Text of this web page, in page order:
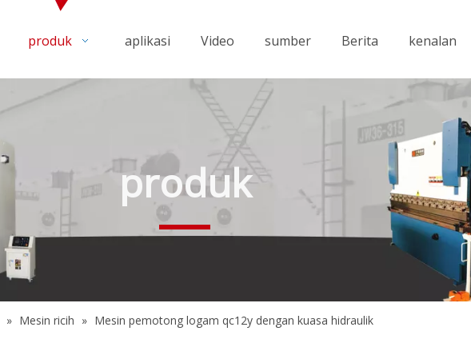
produk aplikasi Video sumber Berita kenalan
produk
» Mesin ricih » Mesin pemotong logam qc12y dengan kuasa hidraulik